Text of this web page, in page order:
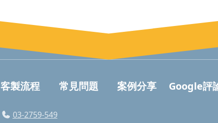
客製流程 常見問題 案例分享 Google評
03-2759-549